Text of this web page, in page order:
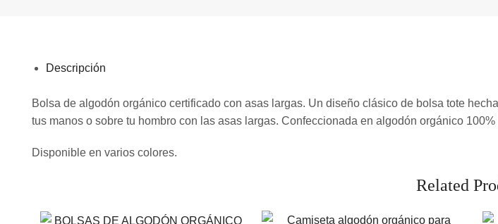
Descripción
Bolsa de algodón orgánico certificado con asas largas. Un diseño clásico de bolsa tote
tus manos o sobre tu hombro con las asas largas. Confeccionada en algodón orgánico 100%
Disponible en varios colores.
Related